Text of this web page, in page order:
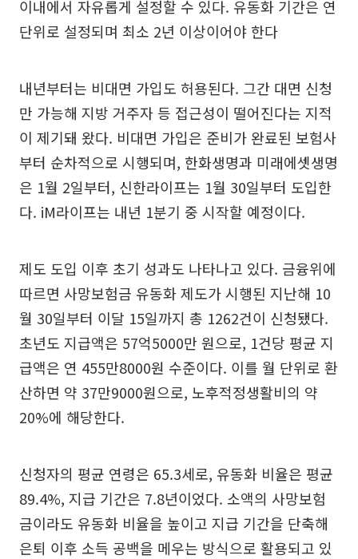
이내에서 자유롭게 설정할 수 있다. 유동화 기간은 연
단위로 설정되며 최소 2년 이상이어야 한다
내년부터는 비대면 가입도 허용된다. 그간 대면 신청
만 가능해 지방 거주자 등 접근성이 떨어진다는 지적
이 제기돼 왔다. 비대면 가입은 준비가 완료된 보험사
부터 순차적으로 시행되며, 한화생명과 미래에셋생명
은 1월 2일부터, 신한라이프는 1월 30일부터 도입한
다. iM라이프는 내년 1분기 중 시작할 예정이다.
제도 도입 이후 초기 성과도 나타나고 있다. 금융위에
따르면 사망보험금 유동화 제도가 시행된 지난해 10
월 30일부터 이달 15일까지 총 1262건이 신청됐다.
초년도 지급액은 57억5000만 원으로, 1건당 평균 지
급액은 연 455만8000원 수준이다. 이를 월 단위로 환
산하면 약 37만9000원으로, 노후적정생활비의 약
20%에 해당한다.
신청자의 평균 연령은 65.3세로, 유동화 비율은 평균
89.4%, 지급 기간은 7.8년이었다. 소액의 사망보험
금이라도 유동화 비율을 높이고 지급 기간을 단축해
은퇴 이후 소득 공백을 메우는 방식으로 활용되고 있